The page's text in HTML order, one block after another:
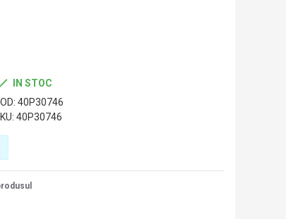
IN STOC
40P30746
40P30746